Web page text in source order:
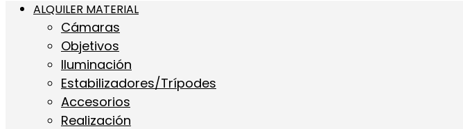
ALQUILER MATERIAL
Cámaras
Objetivos
Iluminación
Estabilizadores/Trípodes
Accesorios
Realización